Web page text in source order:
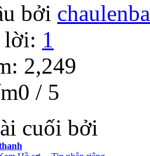
bởi chaulenba
lời: 1
2,249
/ 5
cuối bởi